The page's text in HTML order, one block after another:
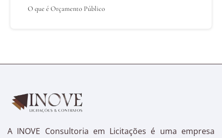
O que é Orçamento Público
A INOVE Consultoria em Licitações é uma empresa